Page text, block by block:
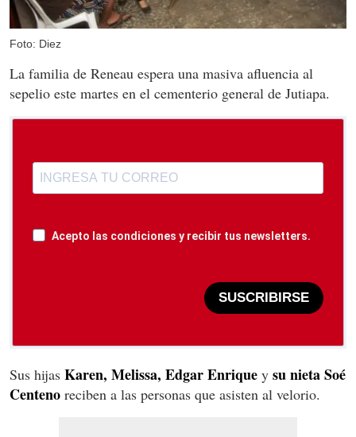
Foto: Diez
La familia de Reneau espera una masiva afluencia al
sepelio este martes en el cementerio general de Jutiapa.
Acepto las condiciones y recibir tus newsletters.
SUSCRIBIRSE
Sus hijas Karen, Melissa, Edgar Enrique y su nieta Soé
Centeno reciben a las personas que asisten al velorio.